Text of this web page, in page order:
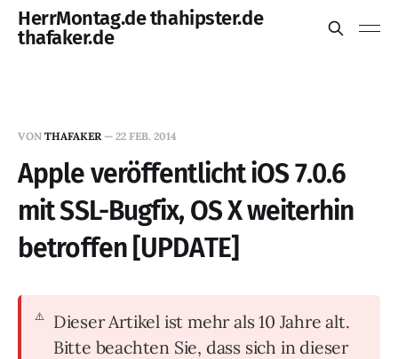
HerrMontag.de thahipster.de
thafaker.de
VON THAFAKER — 22 FEB. 2014
Apple veröffentlicht iOS 7.0.6
mit SSL-Bugfix, OS X weiterhin
betroffen [UPDATE]
Dieser Artikel ist mehr als 10 Jahre alt.
Bitte beachten Sie, dass sich in dieser